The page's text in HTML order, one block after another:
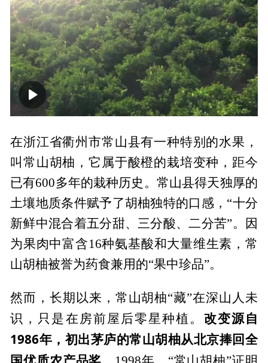
00:00 01:39
在浙江省衢州市常山县有一种特别的水果，
叫常山胡柚，它属于酸橙的栽培变种，距今
已有600多年的栽种历史。常山县得天独厚的
土壤地质条件赋予了胡柚独特的口感，“十分
新鲜中混合着五分甜、三分酸、二分苦”。因
为果肉中富含16种氨基酸和大量维生素，常
山胡柚被誉为药食兼用的“果中珍品”。
然而，长期以来，常山胡柚“藏”在深山人未
识，只是在房前屋后零星种植。 改变源自
1986年，初出茅庐的常山胡柚从北京捧回全